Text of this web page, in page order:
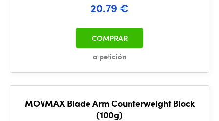
20.79 €
a petición
COMPRAR
MOVMAX Blade Arm Counterweight Block
(100g)